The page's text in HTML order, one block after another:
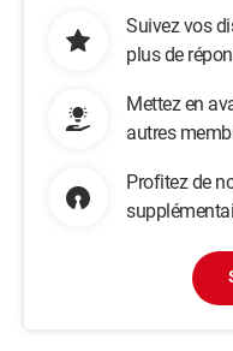
Suivez vos
plus de
Mettez en
autres
Profitez de